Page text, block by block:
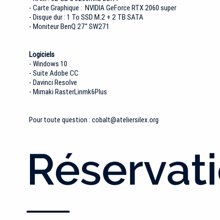
- Carte Graphique : NVIDIA GeForce RTX 2060 super
- Disque dur : 1 To SSD M.2 + 2 TB SATA
- Moniteur BenQ 27'' SW271
Logiciels
- Windows 10
- Suite Adobe CC
- Davinci Resolve
- Mimaki RasterLinmk6Plus
Pour toute question : cobalt@ateliersilex.org